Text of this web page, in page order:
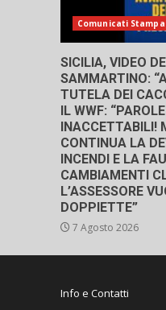
Comunicati Stampa
SICILIA, VIDEO
SAMMARTINO:
TUTELA DEI
IL WWF:
INACCETTABILI!
CONTINUA LA
INCENDI E LA
CAMBIAMENTI
L’ASSESSORE
DOPPIETTE”
7 Agosto 2026
Info e Contatti